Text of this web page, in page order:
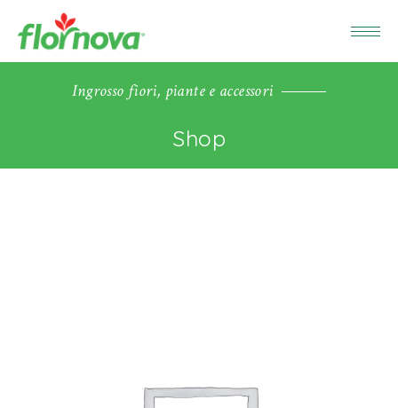
Ingrosso fiori, piante e accessori
Shop